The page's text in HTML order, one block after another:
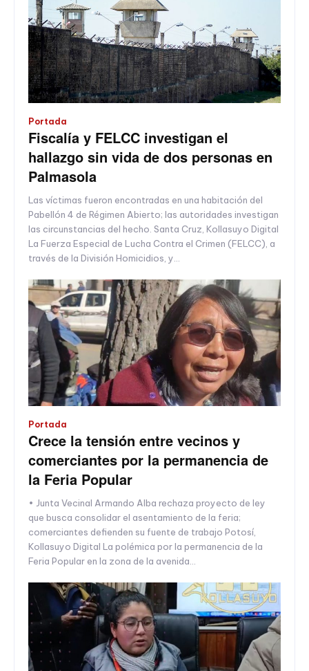
Portada
Fiscalía y FELCC investigan el
hallazgo sin vida de dos personas en
Palmasola
Las víctimas fueron encontradas en una habitación del
Pabellón 4 de Régimen Abierto; las autoridades investigan
las circunstancias del hecho. Santa Cruz, Kollasuyo Digital
La Fuerza Especial de Lucha Contra el Crimen (FELCC), a
través de la División Homicidios, y...
Portada
Crece la tensión entre vecinos y
comerciantes por la permanencia de
la Feria Popular
• Junta Vecinal Armando Alba rechaza proyecto de ley
que busca consolidar el asentamiento de la feria;
comerciantes defienden su fuente de trabajo Potosí,
Kollasuyo Digital La polémica por la permanencia de la
Feria Popular en la zona de la avenida...